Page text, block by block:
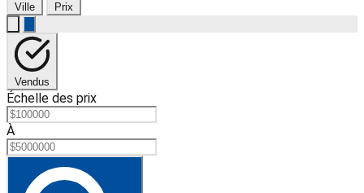
Ville Prix
Vendus
Échelle des prix
À